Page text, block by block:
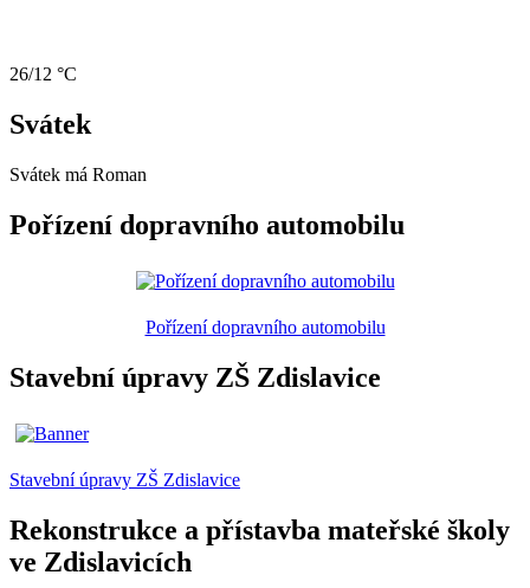
26/12 °C
Svátek
Svátek má Roman
Pořízení dopravního automobilu
Pořízení dopravního automobilu
Stavební úpravy ZŠ Zdislavice
Stavební úpravy ZŠ Zdislavice
Rekonstrukce a přístavba mateřské školy
ve Zdislavicích